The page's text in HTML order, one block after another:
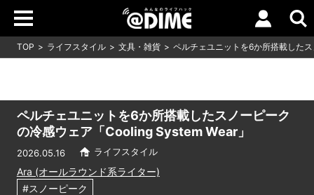
TOP ライフスタイル 文具・雑貨 ペルチェユニットを6か所搭載した
ペルチェユニットを6か所搭載したスノーピーク
の冷感ウェア「Cooling System Wear」
2026.05.16 ライフスタイル
Ara (オールラウンド系ライター)
#スノーピーク